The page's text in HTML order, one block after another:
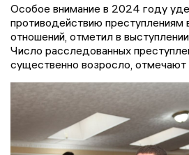
Особое внимание в 2024 году
противодействию преступлениям
отношений, отметил в
Число расследованных
существенно возросло, отмечают